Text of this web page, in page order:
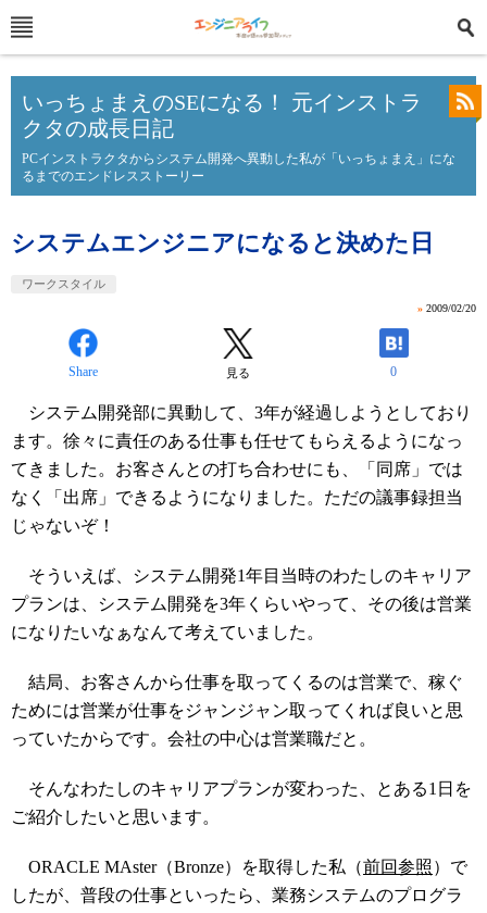
いっちょまえのSEになる！ 元インストラ
クタの成長日記
PCインストラクタからシステム開発へ異動した私が「いっちょまえ」にな
るまでのエンドレスストーリー
システムエンジニアになると決めた日
ワークスタイル
» 2009/02/20
Share 見る 0
システム開発部に異動して、3年が経過しようとしており
ます。徐々に責任のある仕事も任せてもらえるようになっ
てきました。お客さんとの打ち合わせにも、「同席」では
なく「出席」できるようになりました。ただの議事録担当
じゃないぞ！
そういえば、システム開発1年目当時のわたしのキャリア
プランは、システム開発を3年くらいやって、その後は営業
になりたいなぁなんて考えていました。
結局、お客さんから仕事を取ってくるのは営業で、稼ぐ
ためには営業が仕事をジャンジャン取ってくれば良いと思
っていたからです。会社の中心は営業職だと。
そんなわたしのキャリアプランが変わった、とある1日を
ご紹介したいと思います。
ORACLE MAster（Bronze）を取得した私（前回参照）で
したが、普段の仕事といったら、業務システムのプログラ